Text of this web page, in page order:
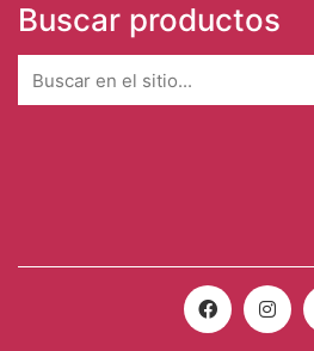
Buscar productos
for: